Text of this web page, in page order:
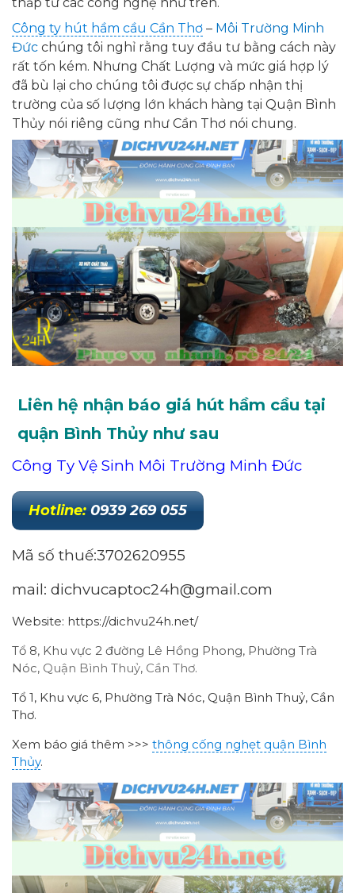
Công ty hút hầm cầu Cần Thơ – Môi Trường Minh
Đức chúng tôi nghỉ rằng tuy đầu tư bằng cách này
rất tốn kém. Nhưng Chất Lượng và mức giá hợp lý
đã bù lại cho chúng tôi được sự chấp nhận thị
trường của số lượng lớn khách hàng tại Quận Bình
Thủy nói riêng cũng như Cần Thơ nói chung.
Liên hệ nhận báo giá hút hầm cầu tại
quận Bình Thủy như sau
Công Ty Vệ Sinh Môi Trường Minh Đức
Hotline: 0939 269 055
Mã số thuế:3702620955
mail: dichvucaptoc24h@gmail.com
Website: https://dichvu24h.net/
Tổ 8, Khu vực 2 đường Lê Hồng Phong, Phường Trà
Nóc, Quận Bình Thuỷ, Cần Thơ.
Tổ 1, Khu vực 6, Phường Trà Nóc, Quận Bình Thuỷ, Cần
Thơ.
Xem báo giá thêm >>> thông cống nghẹt quận Bình
Thủy.